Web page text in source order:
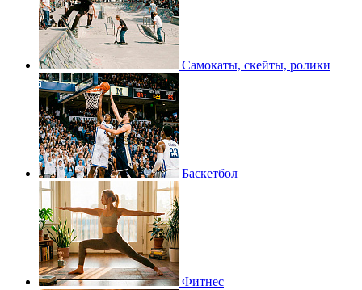
Самокаты, скейты, ролики
Баскетбол
Фитнес